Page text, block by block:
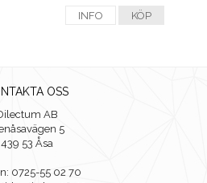
INFO KÖP
OSS
AB
5
439 53 Åsa
0725-55 02 70